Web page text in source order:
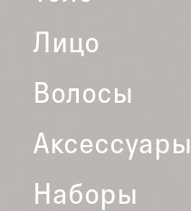
Лицо
Волосы
Аксессуары
Наборы